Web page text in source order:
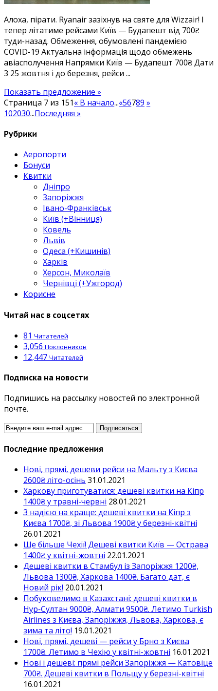
у
Будапешт
700₴
туди-
назад
Алоха, пірати. Ryanair зазіхнув на святе для Wizzair! І
тепер літатиме рейсами Київ — Будапешт від 700₴
туди-назад. Обмеження, обумовлені пандемією
COVID-19 Актуальна інформація щодо обмежень
авіасполучення Напрямки Київ — Будапешт 700₴ Дати
З 25 жовтня і до березня, рейси ...
Показать предложение »
Страница 7 из 151« В начало...«56789 »
102030...Последняя »
Рубрики
Аеропорти
Бонуси
Квитки
Дніпро
Запоріжжя
Івано-Франківськ
Київ (+Вінниця)
Ковель
Львів
Одеса (+Кишинів)
Харків
Херсон, Миколаїв
Чернівці (+Ужгород)
Корисне
Читай нас в соцсетях
81 Читателей
3,056 Поклонников
12,447 Читателей
Подписка на новости
Подпишись на рассылку новостей по электронной
почте.
Последние предложения
Нові, прямі, дешеви рейси на Мальту з Києва
2600₴ літо-осінь 31.01.2021
Харкову приготуватися: дешеві квитки на Кіпр
1400₴ у травні-червні 28.01.2021
З надією на краще: дешеві квитки на Кіпр з
Києва 1700₴, зі Львова 1900₴ у березні-квітні
26.01.2021
Ще більше Чехії! Дешеві квитки Київ — Острава
1400₴ у квітні-жовтні 22.01.2021
Дешеві квитки в Стамбул із Запоріжжя 1200₴,
Львова 1300₴, Харкова 1400₴. Багато дат, є
Новий рік! 20.01.2021
Побуковелимо в Казахстані: дешеві квитки в
Нур-Султан 9000₴, Алмати 9500₴. Летимо Turkish
Airlines з Києва, Запоріжжя, Львова, Харкова, є
зима та літо! 19.01.2021
Нові, прямі, дешеві — рейси у Брно з Києва
1700₴. Летимо в Чехію у квітні-жовтні 16.01.2021
Нові і дешеві: прямі рейси Запоріжжя — Катовіце
700₴. Дешеві квитки в Польщу у березні-квітні
16.01.2021